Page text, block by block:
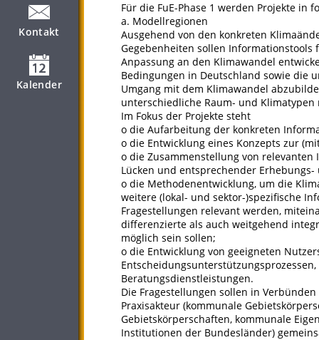
Kontakt
Kalender
Für die FuE-Phase 1 werden Projekte in
a. Modellregionen
Ausgehend von den konkreten
Gegebenheiten sollen
Anpassung an den Klimawandel
Bedingungen in Deutschland sowie die
Umgang mit dem Klimawandel
unterschiedliche Raum- und
Im Fokus der Projekte steht
o die Aufarbeitung der konkreten
o die Entwicklung eines Konzepts zur
o die Zusammenstellung von
Lücken und entsprechender
o die Methodenentwicklung, um die
weitere (lokal- und sektor-)spezifische
Fragestellungen relevant werden,
differenzierte als auch weitgehend
möglich sein sollen;
o die Entwicklung von geeigneten
Beratungsdienstleistungen.
Die Fragestellungen sollen in
Praxisakteur (kommunale
Gebietskörperschaften, kommunale
Institutionen der Bundesländer)